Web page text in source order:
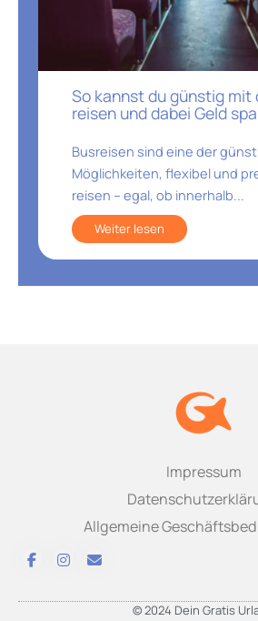
So kannst du günstig mit
reisen und dabei Geld
Busreisen sind eine der
Möglichkeiten, flexibel und
reisen – egal, ob innerhalb...
Weiter lesen
Impressum
Allgemeine
© 2024 Dein Gratis